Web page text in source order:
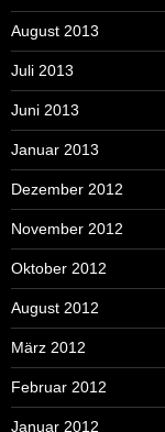
August 2013
Juli 2013
Juni 2013
Januar 2013
Dezember 2012
November 2012
Oktober 2012
August 2012
März 2012
Februar 2012
Januar 2012